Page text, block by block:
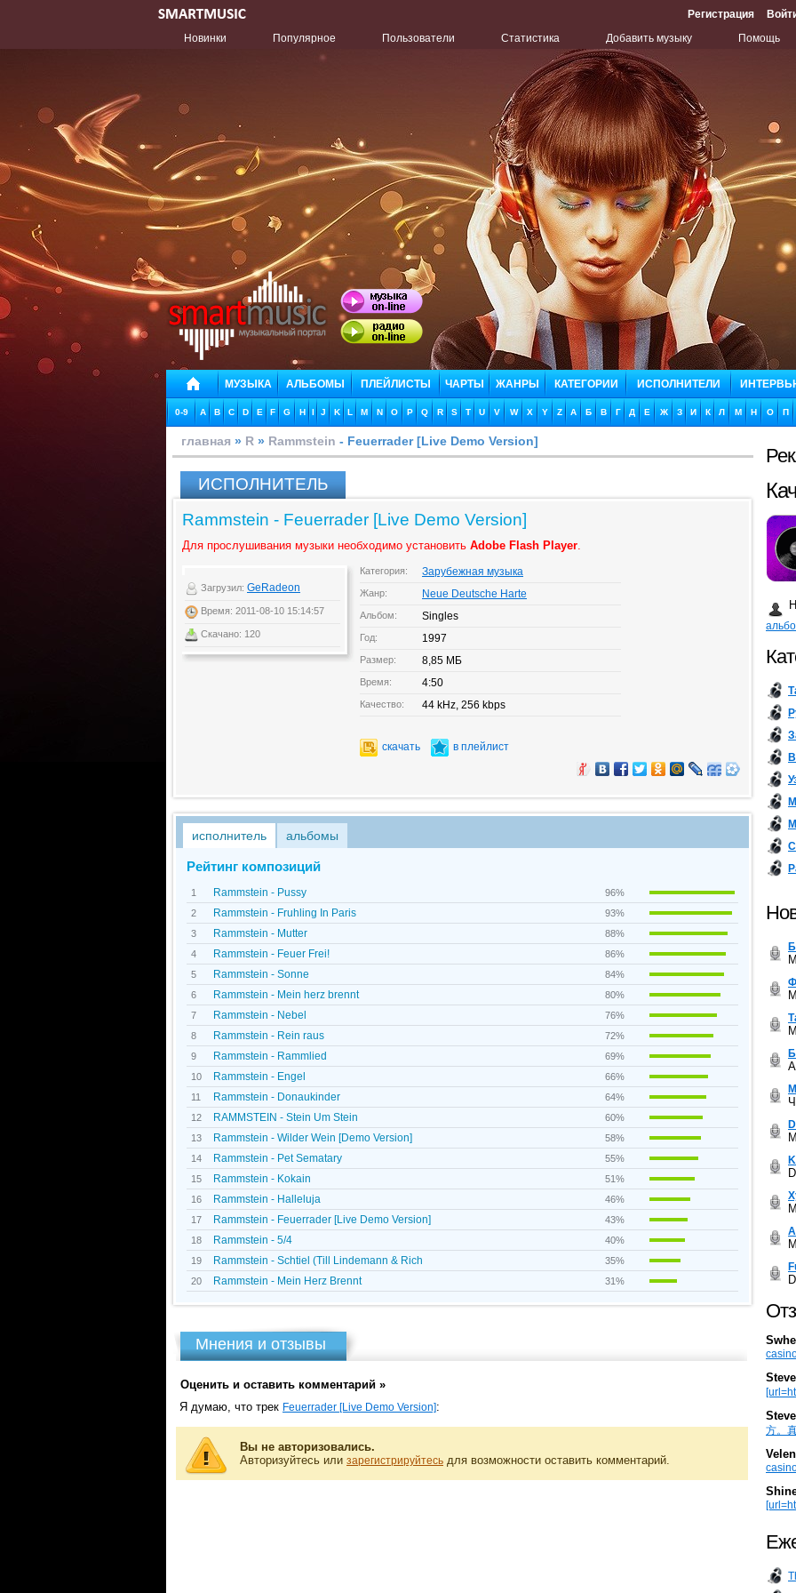
Регистрация
Новинки
Популярное Пользователи Статистика Добавить музыку Помощь
МУЗЫКА АЛЬБОМЫ ПЛЕЙЛИСТЫ ЧАРТЫ ЖАНРЫ КАТЕГОРИИ ИСПОЛНИТЕЛИ
0-9 A B C D E F G H I J K L M N O P Q R S T U V W X Y Z А Б В Г Д Е Ж З И К Л М Н О П
главная » R » Rammstein - Feuerrader [Live Demo Version]
ИСПОЛНИТЕЛЬ
Rammstein - Feuerrader [Live Demo Version]
Для прослушивания музыки необходимо установить Adobe Flash Player.
Загрузил: GeRadeon
Время: 2011-08-10 15:14:57
Скачано: 120
Категория: Зарубежная музыка
Жанр: Neue Deutsche Harte
Альбом: Singles
Год: 1997
Размер: 8,85 МБ
Время: 4:50
Качество: 44 kHz, 256 kbps
скачать в плейлист
исполнитель альбомы
Рейтинг композиций
1 Rammstein - Pussy
96%
2
Rammstein - Fruhling In Paris
93%
3
Rammstein - Mutter
88%
4
Rammstein - Feuer Frei!
86%
5
Rammstein - Sonne
84%
6
Rammstein - Mein herz brennt
80%
7
Rammstein - Nebel
76%
8
Rammstein - Rein raus
72%
9
Rammstein - Rammlied
69%
10
Rammstein - Engel
66%
11
Rammstein - Donaukinder
64%
12
RAMMSTEIN - Stein Um Stein
60%
13
Rammstein - Wilder Wein [Demo Version]
58%
14
Rammstein - Pet Sematary
55%
15
Rammstein - Kokain
51%
16
Rammstein - Halleluja
46%
17
Rammstein - Feuerrader [Live Demo Version]
43%
18
Rammstein - 5/4
40%
19
Rammstein - Schtiel (Till Lindemann & Rich
35%
20
Rammstein - Mein Herz Brennt 31%
Мнения и отзывы
Оценить и оставить комментарий »
Я думаю, что трек Feuerrader [Live Demo Version]:
Вы не авторизовались.
Авторизуйтесь или зарегистрируйтесь для возможности оставить комментарий.
方。